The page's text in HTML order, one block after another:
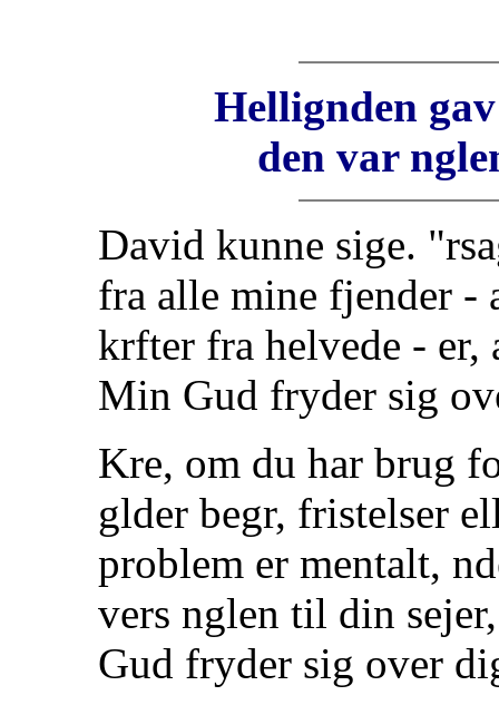
Hellignden
den var
David kunne sige.
fra alle mine fjender -
krfter fra helvede - er,
Min Gud fryder sig
Kre, om du har brug
glder begr, fristelser
problem er mentalt,
vers nglen til din
Gud fryder sig over